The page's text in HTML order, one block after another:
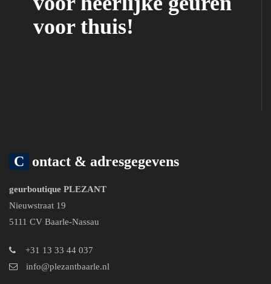
voor thuis!
Contact & adresgegevens
geurboutique PLEZANT
Nieuwstraat 19
5111 CV Baarle-Nassau
+31 13 33 44 037
info@plezantbaarle.nl